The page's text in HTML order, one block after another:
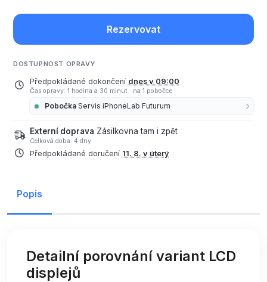
Rezervovat
DOSTUPNOST OPRAVY
Předpokládané dokončení dnes v 09:00
Čas opravy: 1 hodina a 30 minut · na 1 pobočce
Pobočka Servis iPhoneLab Futurum
Externí doprava Zásilkovna tam i zpět
Celková doba: 4 dny
Předpokládané doručení 11. 8. v úterý
Popis
Detailní porovnání variant LCD
displejů